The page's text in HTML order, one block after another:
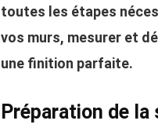
toutes les étapes
vos murs, mesurer et
une finition parfaite.
Préparation de